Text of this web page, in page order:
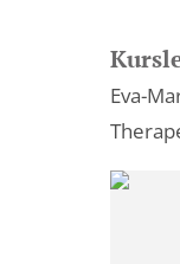
Eva-